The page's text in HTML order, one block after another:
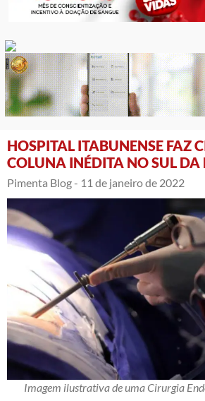
HOSPITAL ITABUNENSE FAZ
COLUNA INÉDITA NO SUL
Pimenta Blog - 11 de janeiro de 2022
Imagem ilustrativa de uma Cirurgia